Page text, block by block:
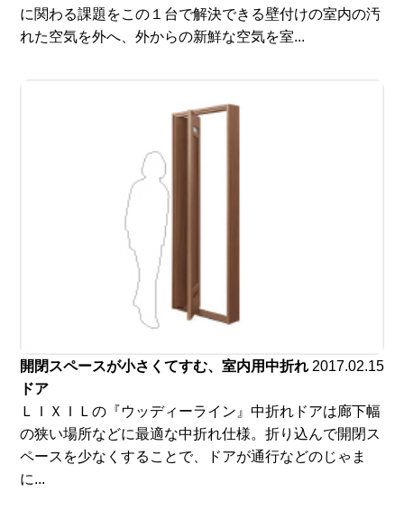
に関わる課題をこの１台で解決できる壁付けの室内の汚
れた空気を外へ、外からの新鮮な空気を室...
開閉スペースが小さくてすむ、室内用中折れ
ドア
2017.02.15
ＬＩＸＩＬの『ウッディーライン』中折れドアは廊下幅
の狭い場所などに最適な中折れ仕様。折り込んで開閉ス
ペースを少なくすることで、ドアが通行などのじゃま
に...